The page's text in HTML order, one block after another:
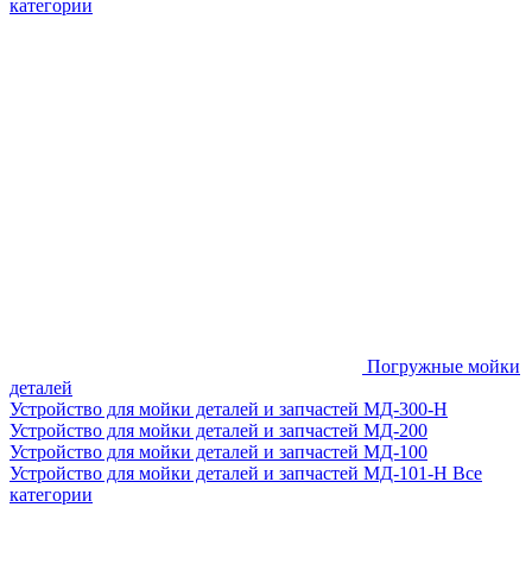
категории
Погружные мойки
деталей
Устройство для мойки деталей и запчастей МД-300-H
Устройство для мойки деталей и запчастей МД-200
Устройство для мойки деталей и запчастей МД-100
Устройство для мойки деталей и запчастей МД-101-Н Все
категории